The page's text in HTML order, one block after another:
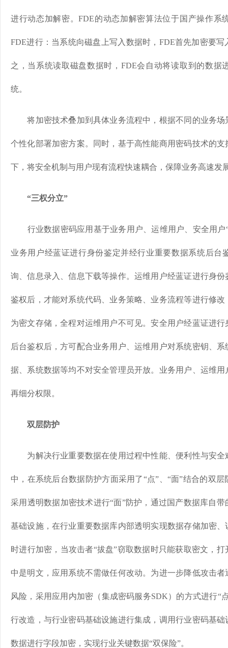
进行动态加解密。FDE的动态加解密算法位于国产操作系
FDE进行：当系统向磁盘上写入数据时，FDE首先加密要
之，当系统读取磁盘数据时，FDE会自动将读取到的数据
统。
将加密技术叠加到具体业务流程中，根据不同的业务场
个性化部署加密方案。同时，基于高性能商用密码技术的
下，将安全机制与用户现有流程快速耦合，保障业务高速发
“三权分立”
行业数据密码应用基于业务用户、运维用户、安全用户
业务用户经蓝证进行身份鉴定并经行业重要数据系统后台
询、信息录入、信息下载等操作。运维用户经蓝证进行身
鉴权后，才能对系统代码、业务策略、业务流程等进行修
为密文存储，全程对运维用户不可见。安全用户经蓝证进
后台鉴权后，方可配合业务用户、运维用户对系统密钥、
据、系统数据等均不对安全管理员开放。业务用户、运维
再细分权限。
双层防护
为解决行业重要数据在使用过程中性能、便利性与安全
中，在系统后台数据防护方面采用了“点”、“面”结合的双
采用透明数据加密技术进行“面”防护，通过国产数据库自
基础设施，在行业重要数据库内部透明实现数据存储加密
时进行加密，当攻击者“拔盘”窃取数据时只能获取密文，
中是明文，应用系统不需做任何改动。为进一步降低攻击
风险，采用应用内加密（集成密码服务SDK）的方式进行“
行改造，与行业密码基础设施进行集成，调用行业密码基
数据进行字段加密，实现行业关键数据“双保险”。